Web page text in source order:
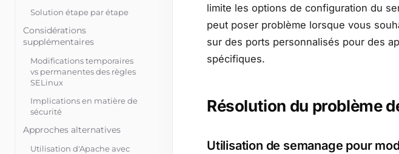
Solution étape par étape
Considérations
supplémentaires
Modifications temporaires
vs permanentes des règles
SELinux
Implications en matière de
sécurité
Approches alternatives
Utilisation d'Apache avec
limite les options de configuration du
peut poser problème lorsque vous
sur des ports personnalisés pour des
spécifiques.
Résolution du problème
Utilisation de semanage pour